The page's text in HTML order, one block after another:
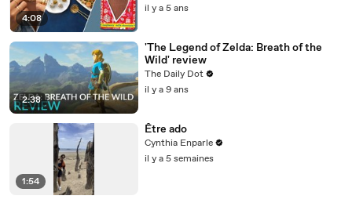
4:08
il y a 5 ans
2:38
'The Legend of Zelda: Breath of the
Wild' review
The Daily Dot
il y a 9 ans
1:54
Être ado
Cynthia Enparle
il y a 5 semaines